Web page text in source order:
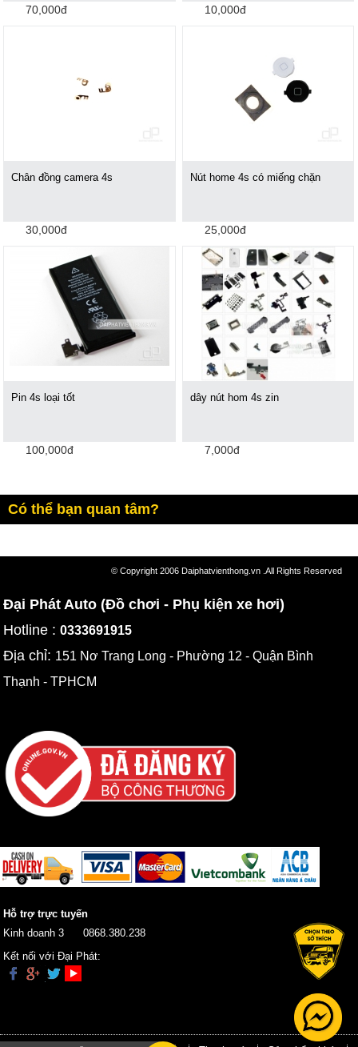
70,000đ 10,000đ
Chân đồng camera 4s
30,000đ
Nút home 4s có miếng chặn
25,000đ
Pin 4s loại tốt
100,000đ
dây nút hom 4s zin
7,000đ
Có thể bạn quan tâm?
© Copyright 2006 Daiphatvienthong.vn .All Rights Reserved
Đại Phát Auto (Đồ chơi - Phụ kiện xe hơi)
Hotline :0333691915
Địa chỉ: 151 Nơ Trang Long - Phường 12 - Quận Bình
Thạnh - TPHCM
Hỗ trợ trực tuyến
Kinh doanh 3
0868.380.238
Kết nối với Đại Phát: